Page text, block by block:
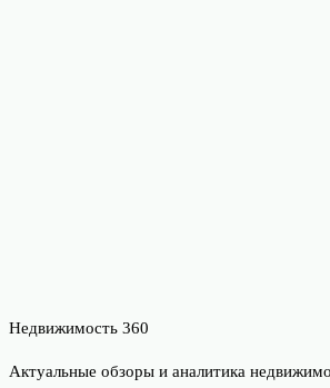
Недвижимость 360
Актуальные обзоры и аналитика